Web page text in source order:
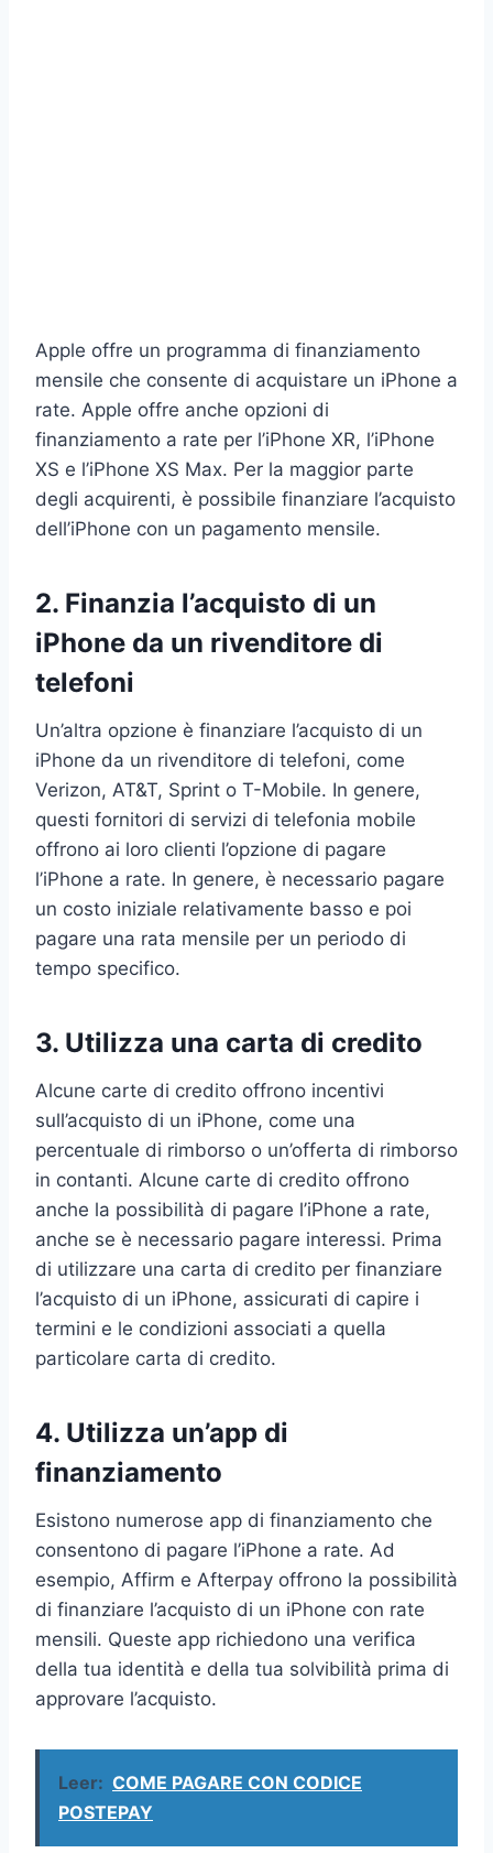
Apple offre un programma di finanziamento
mensile che consente di acquistare un iPhone a
rate. Apple offre anche opzioni di
finanziamento a rate per l’iPhone XR, l’iPhone
XS e l’iPhone XS Max. Per la maggior parte
degli acquirenti, è possibile finanziare l’acquisto
dell’iPhone con un pagamento mensile.
2. Finanzia l’acquisto di un
iPhone da un rivenditore di
telefoni
Un’altra opzione è finanziare l’acquisto di un
iPhone da un rivenditore di telefoni, come
Verizon, AT&T, Sprint o T-Mobile. In genere,
questi fornitori di servizi di telefonia mobile
offrono ai loro clienti l’opzione di pagare
l’iPhone a rate. In genere, è necessario pagare
un costo iniziale relativamente basso e poi
pagare una rata mensile per un periodo di
tempo specifico.
3. Utilizza una carta di credito
Alcune carte di credito offrono incentivi
sull’acquisto di un iPhone, come una
percentuale di rimborso o un’offerta di rimborso
in contanti. Alcune carte di credito offrono
anche la possibilità di pagare l’iPhone a rate,
anche se è necessario pagare interessi. Prima
di utilizzare una carta di credito per finanziare
l’acquisto di un iPhone, assicurati di capire i
termini e le condizioni associati a quella
particolare carta di credito.
4. Utilizza un’app di
finanziamento
Esistono numerose app di finanziamento che
consentono di pagare l’iPhone a rate. Ad
esempio, Affirm e Afterpay offrono la possibilità
di finanziare l’acquisto di un iPhone con rate
mensili. Queste app richiedono una verifica
della tua identità e della tua solvibilità prima di
approvare l’acquisto.
Leer: COME PAGARE CON CODICE
POSTEPAY